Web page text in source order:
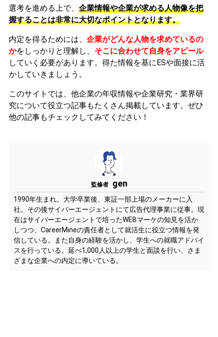
選考を進める上で、 企業情報や企業が求める人物像を把
握することは非常に大切なポイントとなります。
内定を得るためには、 企業がどんな人物を求めているの
かをしっかりと理解し、 そこに合わせて自身をアピール
していく必要があります。 得た情報を基にESや面接に活
かしていきましょう。
このサイトでは、他企業の年収情報や企業研究・業界研
究について役立つ記事もたくさん掲載しています。ぜひ
他の記事もチェックしてみてください！
監修者 gen
1990年生まれ。大学卒業後、東証一部上場のメーカーに入
社。その後サイバーエージェントにて広告代理事業に従事。現
在はサイバーエージェントで培ったWEBマーケの知見を活か
しつつ、CareerMineの責任者として就活生に役立つ情報を発
信している。また自身の経験を活かし、学生への就職アドバイ
スを行っている。延べ1,000人以上の学生と面談を行い、さま
ざまな企業への内定に導いている。